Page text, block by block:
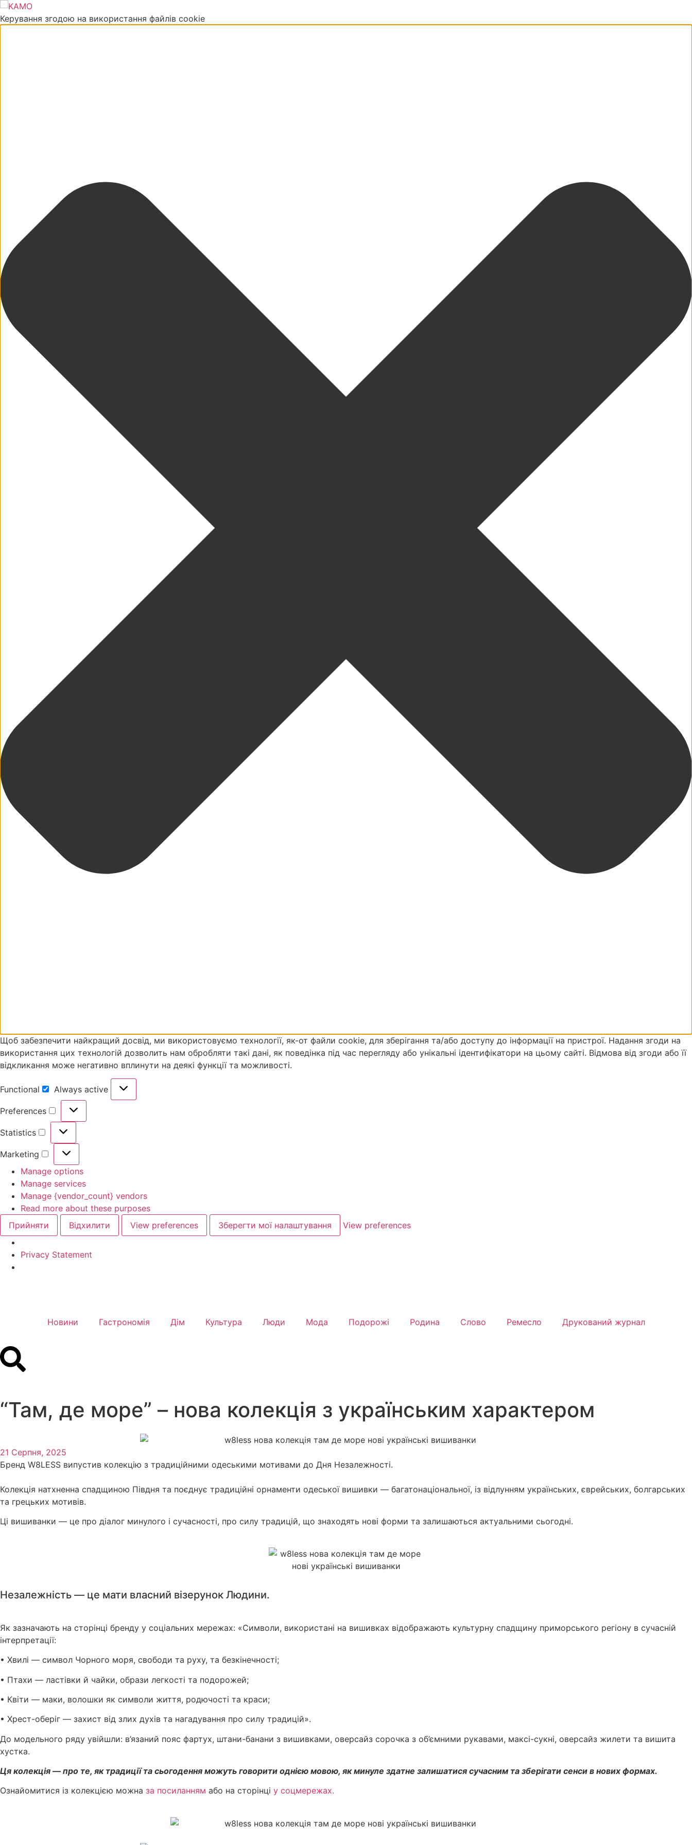
Керування згодою на використання файлів cookie
Щоб забезпечити найкращий досвід, ми використовуємо технології, як-от файли cookie, для зберігання та/або доступу до інформації на пристрої. Надання згоди на
використання цих технологій дозволить нам обробляти такі дані, як поведінка під час перегляду або унікальні ідентифікатори на цьому сайті. Відмова від згоди або її
відкликання може негативно вплинути на деякі функції та можливості.
Functional Always active
Preferences
Statistics
Marketing
Manage options
Manage services
Manage {vendor_count} vendors
Read more about these purposes
Прийняти
Відхилити View preferences Зберегти мої налаштування View preferences
Privacy Statement
Новини Гастрономія Дім Культура Люди Мода Подорожі Родина Слово Ремесло Друкований журнал
“Там, де море” – нова колекція з українським характером
21 Серпня, 2025
Бренд W8LESS випустив колекцію з традиційними одеськими мотивами до Дня Незалежності.
Колекція натхненна спадщиною Півдня та поєднує традиційні орнаменти одеської вишивки — багатонаціональної, із відлунням українських, єврейських, болгарських
та грецьких мотивів.
Ці вишиванки — це про діалог минулого і сучасності, про силу традицій, що знаходять нові форми та залишаються актуальними сьогодні.
Незалежність — це мати власний візерунок Людини.
Як зазначають на сторінці бренду у соціальних мережах: «Символи, використані на вишивках відображають культурну спадщину приморського регіону в сучасній
інтерпретації:
• Хвилі — символ Чорного моря, свободи та руху, та безкінечності;
• Птахи — ластівки й чайки, образи легкості та подорожей;
• Квіти — маки, волошки як символи життя, родючості та краси;
• Хрест-оберіг — захист від злих духів та нагадування про силу традицій».
До модельного ряду увійшли: в’язаний пояс фартух, штани-банани з вишивками, оверсайз сорочка з об’ємними рукавами, максі-сукні, оверсайз жилети та вишита
хустка.
Ця колекція — про те, як традиції та сьогодення можуть говорити однією мовою, як минуле здатне залишатися сучасним та зберігати сенси в нових формах.
Ознайомитися із колекцією можна за посиланням або на сторінці у соцмережах.